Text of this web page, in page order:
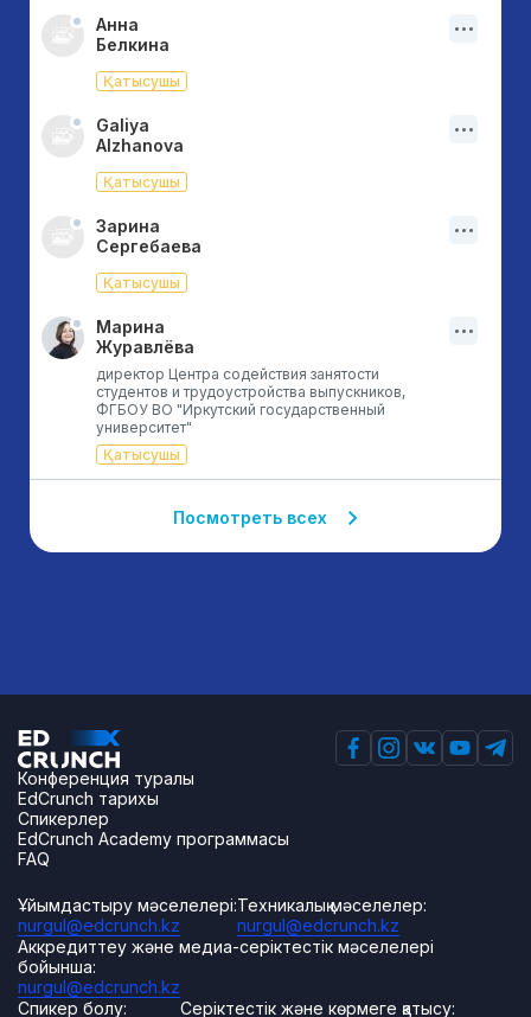
Анна
Белкина
Қатысушы
Galiya
Alzhanova
Қатысушы
Зарина
Сергебаева
Қатысушы
Марина
Журавлёва
директор Центра содействия занятости
студентов и трудоустройства выпускников,
ФГБОУ ВО "Иркутский государственный
университет"
Қатысушы
Посмотреть всех
Конференция туралы
EdCrunch тарихы
Спикерлер
EdCrunch Academy программасы
FAQ
Ұйымдастыру мәселелері:
nurgul@edcrunch.kz
Техникалық мәселелер:
nurgul@edcrunch.kz
Аккредиттеу және медиа-серіктестік мәселелері
бойынша:
nurgul@edcrunch.kz
Спикер болу:
Серіктестік және көрмеге қатысу: